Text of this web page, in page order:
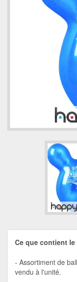
Ce que contient
Assortiment de
vendu à l'unité.